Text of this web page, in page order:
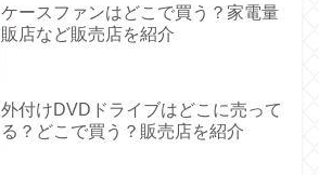
ケースファンはどこで買う？家電量
販店など販売店を紹介
外付けDVDドライブはどこに売って
る？どこで買う？販売店を紹介